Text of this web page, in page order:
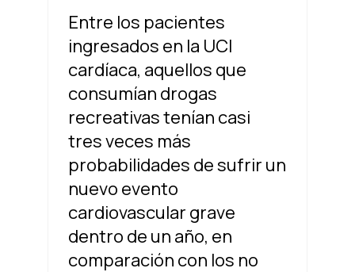
Entre los pacientes
ingresados ​​en la UCI
cardíaca, aquellos que
consumían drogas
recreativas tenían casi
tres veces más
probabilidades de sufrir un
nuevo evento
cardiovascular grave
dentro de un año, en
comparación con los no